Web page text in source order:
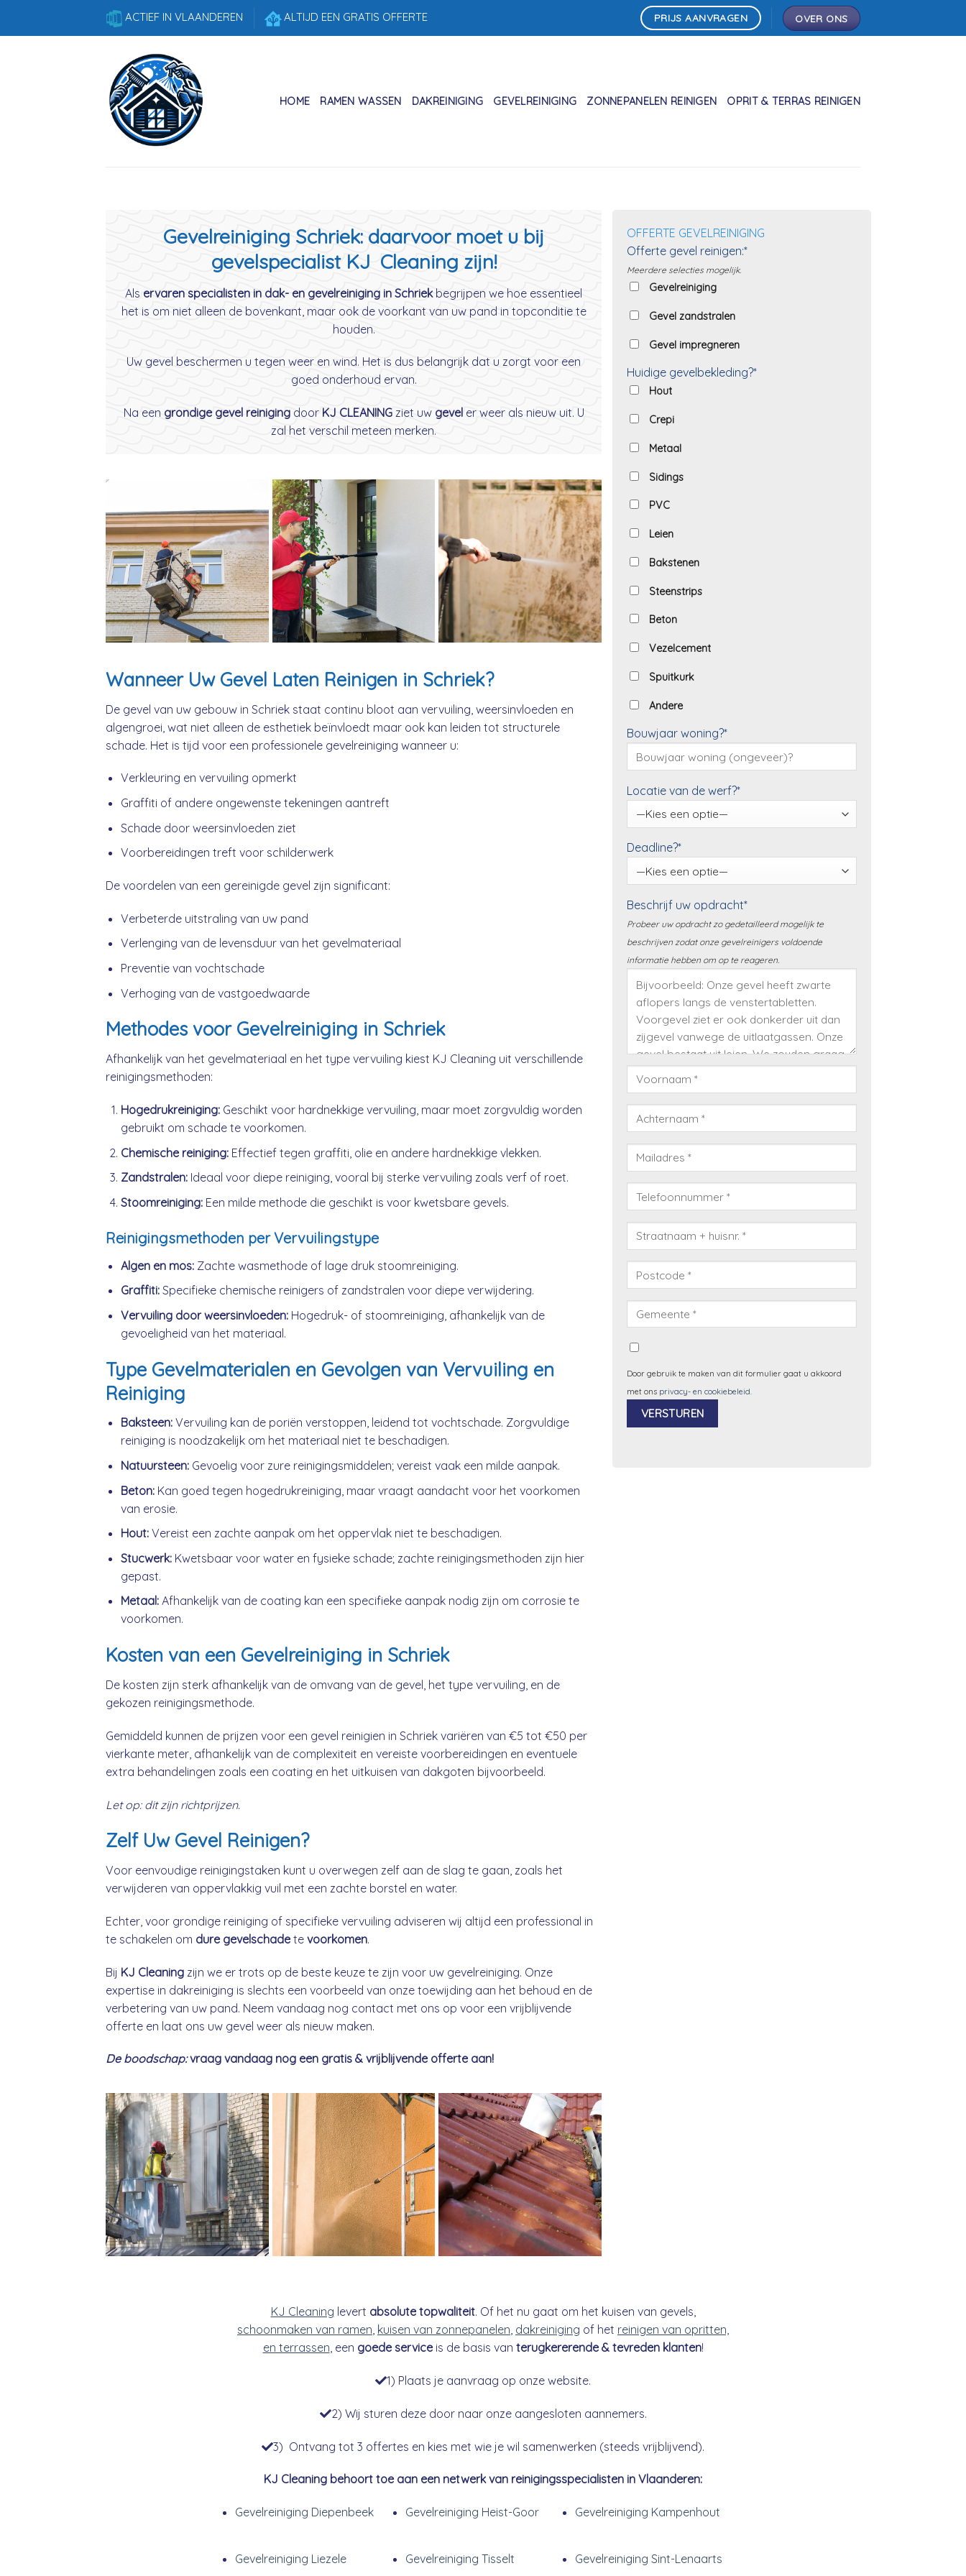
ACTIEF IN VLAANDEREN ALTIJD EEN GRATIS OFFERTE PRIJS AANVRAGEN OVER ONS
HOME RAMEN WASSEN DAKREINIGING GEVELREINIGING ZONNEPANELEN REINIGEN OPRIT & TERRAS REINIGEN
Gevelreiniging Schriek: daarvoor moet u bij
gevelspecialist KJ Cleaning zijn!
Als ervaren specialisten in dak- en gevelreiniging in Schriekbegrijpen we hoe essentieel
het is om niet alleen de bovenkant, maar ook de voorkant van uw pand in topconditie te
houden.
Uw gevel beschermen u tegen weer en wind. Het is dus belangrijk dat u zorgt voor een
goed onderhoud ervan.
Na een grondige gevel reinigingdoorKJ CLEANINGziet uw geveler weer als nieuw uit. U
zal het verschil meteen merken.
Wanneer Uw Gevel Laten Reinigen in Schriek?
De gevel van uw gebouw in Schriek staat continu bloot aan vervuiling, weersinvloeden en
algengroei, wat niet alleen de esthetiek beïnvloedt maar ook kan leiden tot structurele
schade. Het is tijd voor een professionele gevelreiniging wanneer u:
Verkleuring en vervuiling opmerkt
Graffiti of andere ongewenste tekeningen aantreft
Schade door weersinvloeden ziet
Voorbereidingen treft voor schilderwerk
De voordelen van een gereinigde gevel zijn significant:
Verbeterde uitstraling van uw pand
Verlenging van de levensduur van het gevelmateriaal
Preventie van vochtschade
Verhoging van de vastgoedwaarde
Methodes voor Gevelreiniging in Schriek
Afhankelijk van het gevelmateriaal en het type vervuiling kiest KJ Cleaning uit verschillende
reinigingsmethoden:
Hogedrukreiniging:Geschikt voor hardnekkige vervuiling, maar moet zorgvuldig worden
gebruikt om schade te voorkomen.
Chemische reiniging:Effectief tegen graffiti, olie en andere hardnekkige vlekken.
Zandstralen:Ideaal voor diepe reiniging, vooral bij sterke vervuiling zoals verf of roet.
Stoomreiniging:Een milde methode die geschikt is voor kwetsbare gevels.
Reinigingsmethoden per Vervuilingstype
Algen en mos:Zachte wasmethode of lage druk stoomreiniging.
Graffiti:Specifieke chemische reinigers of zandstralen voor diepe verwijdering.
Vervuiling door weersinvloeden:Hogedruk- of stoomreiniging, afhankelijk van de
gevoeligheid van het materiaal.
Type Gevelmaterialen en Gevolgen van Vervuiling en
Reiniging
Baksteen:Vervuiling kan de poriën verstoppen, leidend tot vochtschade. Zorgvuldige
reiniging is noodzakelijk om het materiaal niet te beschadigen.
Natuursteen:Gevoelig voor zure reinigingsmiddelen; vereist vaak een milde aanpak.
Beton:Kan goed tegen hogedrukreiniging, maar vraagt aandacht voor het voorkomen
van erosie.
Hout:Vereist een zachte aanpak om het oppervlak niet te beschadigen.
Stucwerk:Kwetsbaar voor water en fysieke schade; zachte reinigingsmethoden zijn hier
gepast.
Metaal:Afhankelijk van de coating kan een specifieke aanpak nodig zijn om corrosie te
voorkomen.
Kosten van een Gevelreiniging in Schriek
De kosten zijn sterk afhankelijk van de omvang van de gevel, het type vervuiling, en de
gekozen reinigingsmethode.
Gemiddeld kunnen de prijzen voor een gevel reinigien in Schriek variëren van €5 tot €50 per
vierkante meter, afhankelijk van de complexiteit en vereiste voorbereidingen en eventuele
extra behandelingen zoals een coating en het uitkuisen van dakgoten bijvoorbeeld.
Let op: dit zijn richtprijzen.
Zelf Uw Gevel Reinigen?
Voor eenvoudige reinigingstaken kunt u overwegen zelf aan de slag te gaan, zoals het
verwijderen van oppervlakkig vuil met een zachte borstel en water.
Echter, voor grondige reiniging of specifieke vervuiling adviseren wij altijd een professional in
te schakelen om dure gevelschadete voorkomen.
Bij KJ Cleaning zijn we er trots op de beste keuze te zijn voor uw gevelreiniging. Onze
expertise in dakreiniging is slechts een voorbeeld van onze toewijding aan het behoud en de
verbetering van uw pand. Neem vandaag nog contact met ons op voor een vrijblijvende
offerte en laat ons uw gevel weer als nieuw maken.
De boodschap:vraag vandaag nog een gratis & vrijblijvende offerte aan!
OFFERTE GEVELREINIGING
Offerte gevel reinigen:*
Meerdere selecties mogelijk.
Gevelreiniging
Gevel zandstralen
Gevel impregneren
Huidige gevelbekleding?*
Hout
Crepi
Metaal
Sidings
PVC
Leien
Bakstenen
Steenstrips
Beton
Vezelcement
Spuitkurk
Andere
Bouwjaar woning?*
Locatie van de werf?*
Deadline?*
Beschrijf uw opdracht*
Probeer uw opdracht zo gedetailleerd mogelijk te
beschrijven zodat onze gevelreinigers voldoende
informatie hebben om op te reageren.
Door gebruik te maken van dit formulier gaat u akkoord
met ons privacy- en cookiebeleid.
KJ Cleaning levert absolute topwaliteit. Of het nu gaat om het kuisen van gevels,
schoonmaken van ramen, kuisen van zonnepanelen, dakreiniging of het reinigen van opritten,
en terrassen, een goede serviceis de basis van terugkererende & tevreden klanten!
1) Plaats je aanvraag op onze website.
2) Wij sturen deze door naar onze aangesloten aannemers.
3) Ontvang tot 3 offertes en kies met wie je wil samenwerken (steeds vrijblijvend).
KJ Cleaning behoort toe aan een netwerk van reinigingsspecialisten in Vlaanderen:
Gevelreiniging Diepenbeek Gevelreiniging Heist-Goor Gevelreiniging Kampenhout
Gevelreiniging Liezele Gevelreiniging Tisselt Gevelreiniging Sint-Lenaarts